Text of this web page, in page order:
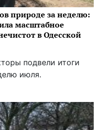
природе за неделю:
масштабное
в Одесской
подвели итоги
июля.